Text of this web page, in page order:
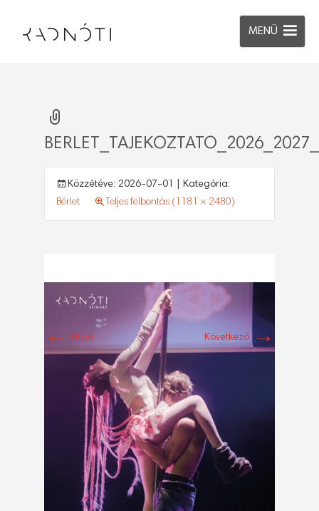
MENÜ
Közzétéve: 2026-07-01
| Kategória:
Bérlet
Teljes felbontás (1181 × 2480)
← Előző Következő →